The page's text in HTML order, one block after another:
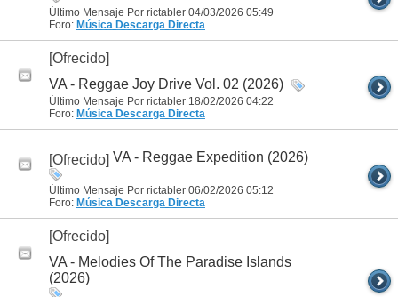
Último Mensaje Por rictabler 04/03/2026 05:49
Foro: Música Descarga Directa
[Ofrecido]
VA - Reggae Joy Drive Vol. 02 (2026)
Último Mensaje Por rictabler 18/02/2026 04:22
Foro: Música Descarga Directa
[Ofrecido] VA - Reggae Expedition (2026)
Último Mensaje Por rictabler 06/02/2026 05:12
Foro: Música Descarga Directa
[Ofrecido]
VA - Melodies Of The Paradise Islands
(2026)